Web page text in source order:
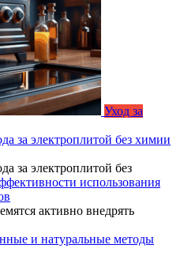
Уход за
за электроплитой без химии
за электроплитой без
использования
активно внедрять